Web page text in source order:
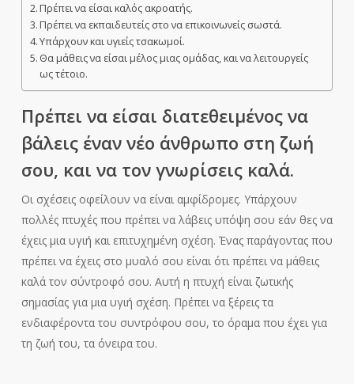
Πρέπει να είσαι καλός ακροατής.
Πρέπει να εκπαιδευτείς στο να επικοινωνείς σωστά.
Υπάρχουν και υγιείς τσακωμοί.
Θα μάθεις να είσαι μέλος μιας ομάδας, και να λειτουργείς
ως τέτοιο.
Πρέπει να είσαι διατεθειμένος να
βάλεις έναν νέο άνθρωπο στη ζωή
σου, και να τον γνωρίσεις καλά.
Οι σχέσεις οφείλουν να είναι αμφίδρομες. Υπάρχουν
πολλές πτυχές που πρέπει να λάβεις υπόψη σου εάν θες να
έχεις μια υγιή και επιτυχημένη σχέση. Ένας παράγοντας που
πρέπει να έχεις στο μυαλό σου είναι ότι πρέπει να μάθεις
καλά τον σύντροφό σου. Αυτή η πτυχή είναι ζωτικής
σημασίας για μια υγιή σχέση. Πρέπει να ξέρεις τα
ενδιαφέροντα του συντρόφου σου, το όραμα που έχει για
τη ζωή του, τα όνειρα του.